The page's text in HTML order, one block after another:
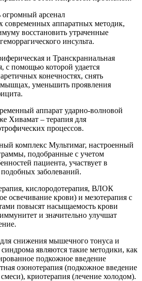
огромный арсенал
современных аппаратных методик,
восстановить утраченные
инсульта.
и Транскраниальная
с помощью которой удается
конечностях, снять
уменьшить проявления
аппарат ударно-волновой
Хивамат – терапия для
процессов.
комплекс Мультимаг, настроенный
подобранные с учетом
пациента, участвует в
заболеваний.
кислородотерапия, ВЛОК
освечивание крови) и мезотерапия с
повысят насыщаемость крови
и значительно улучшат
снижения мышечного тонуса и
являются такие методики, как
подкожное введение
озонотерапия (подкожное введение
криотерапия (лечение холодом).